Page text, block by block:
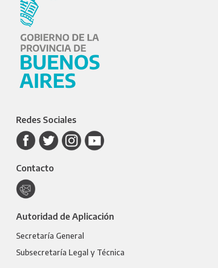
Redes Sociales
Contacto
Autoridad de Aplicación
Secretaría General
Subsecretaría Legal y Técnica